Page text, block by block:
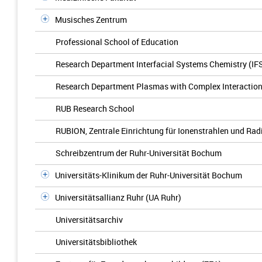
Musisches Zentrum
Professional School of Education
Research Department Interfacial Systems Chemistry
Research Department Plasmas with Complex
RUB Research School
RUBION, Zentrale Einrichtung für Ionenstrahlen und
Schreibzentrum der Ruhr-Universität Bochum
Universitäts-Klinikum der Ruhr-Universität Bochum
Universitätsallianz Ruhr (UA Ruhr)
Universitätsarchiv
Universitätsbibliothek